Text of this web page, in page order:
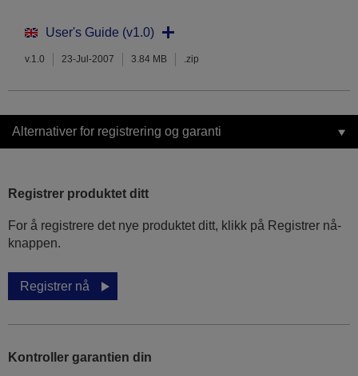
User's Guide (v1.0)
v.1.0 23-Jul-2007 3.84 MB .zip
Alternativer for registrering og garanti
Registrer produktet ditt
For å registrere det nye produktet ditt, klikk på Registrer nå-
knappen.
Registrer nå
Kontroller garantien din